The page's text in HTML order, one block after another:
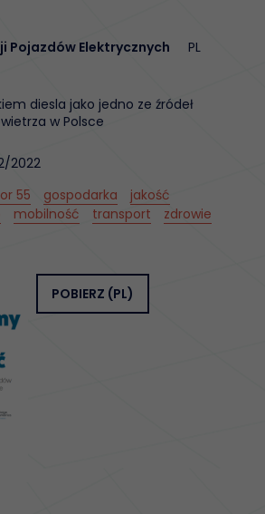
Pojazdów Elektrycznych
PL
diesla jako jedno ze źródeł
w Polsce
2022
55 gospodarka
jakość
mobilność transport zdrowie
POBIERZ (PL)